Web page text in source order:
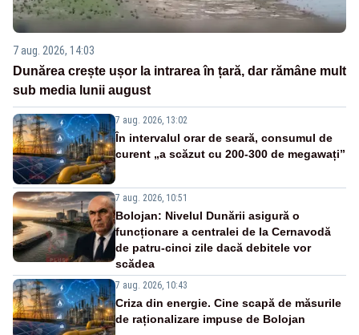
7 aug. 2026, 14:03
Dunărea crește ușor la intrarea în țară, dar rămâne mult
sub media lunii august
7 aug. 2026, 13:02
În intervalul orar de seară, consumul de
curent „a scăzut cu 200-300 de megawați”
7 aug. 2026, 10:51
Bolojan: Nivelul Dunării asigură o
funcționare a centralei de la Cernavodă
de patru-cinci zile dacă debitele vor
scădea
7 aug. 2026, 10:43
Criza din energie. Cine scapă de măsurile
de raționalizare impuse de Bolojan